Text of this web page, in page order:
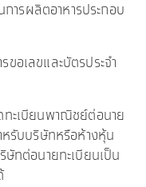
การผลิตอาหารประกอบ
เลขและบัตรประจำ
บียนพาณิชย์ต่อนาย
รับบริษัทหรือห้างหุ้น
ทต่อนายทะเบียนเป็น